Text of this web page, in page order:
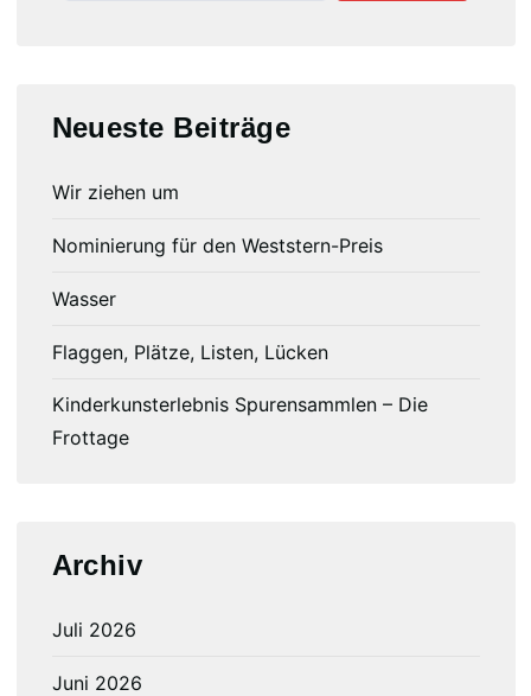
Neueste Beiträge
Wir ziehen um
Nominierung für den Weststern-Preis
Wasser
Flaggen, Plätze, Listen, Lücken
Kinderkunsterlebnis Spurensammlen – Die
Frottage
Archiv
Juli 2026
Juni 2026